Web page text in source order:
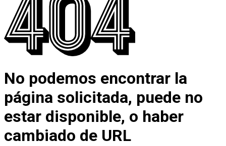
No podemos encontrar la
página solicitada, puede no
estar disponible, o haber
cambiado de URL